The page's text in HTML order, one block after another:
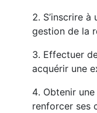
S’inscrire
gestion de la
Effectuer
acquérir une
Obtenir
renforcer ses